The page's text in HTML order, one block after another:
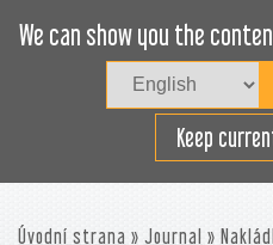
We can show you the
Keep
Plánujte
Úvodní strana » Journal »